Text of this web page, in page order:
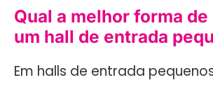
Qual a melhor forma
um hall de entrada
Em halls de entrada